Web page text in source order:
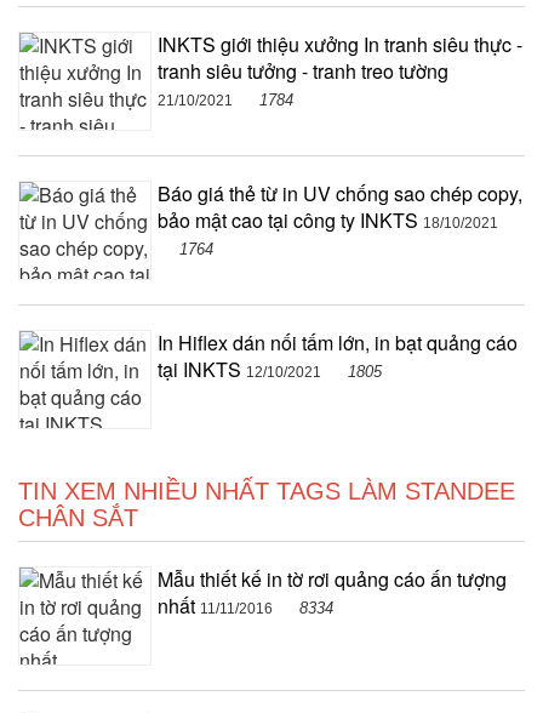
INKTS giới thiệu xưởng In tranh siêu thực -
tranh siêu tưởng - tranh treo tường
21/10/2021 1784
Báo giá thẻ từ in UV chống sao chép copy,
bảo mật cao tại công ty INKTS 18/10/2021
1764
In Hiflex dán nối tấm lớn, in bạt quảng cáo
tại INKTS 12/10/2021 1805
TIN XEM NHIỀU NHẤT TAGS LÀM STANDEE
CHÂN SẮT
Mẫu thiết kế in tờ rơi quảng cáo ấn tượng
nhất 11/11/2016 8334